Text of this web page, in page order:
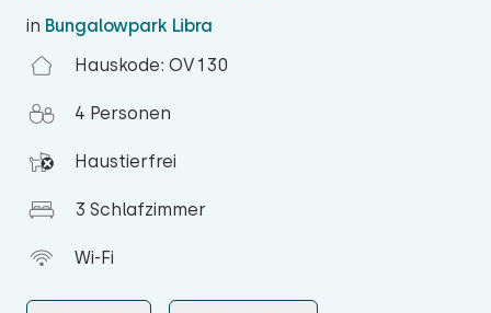
in Bungalowpark Libra
Hauskode: OV130
4 Personen
Haustierfrei
3 Schlafzimmer
Wi-Fi